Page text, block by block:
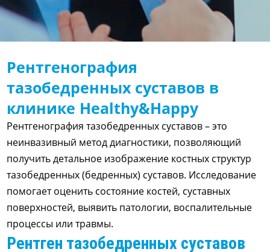
Рентгенография
тазобедренных суставов в
клинике Healthy&Happy
Рентгенография тазобедренных суставов – это
неинвазивный метод диагностики, позволяющий
получить детальное изображение костных структур
тазобедренных (бедренных) суставов. Исследование
помогает оценить состояние костей, суставных
поверхностей, выявить патологии, воспалительные
процессы или травмы.
Рентген тазобедренных суставов